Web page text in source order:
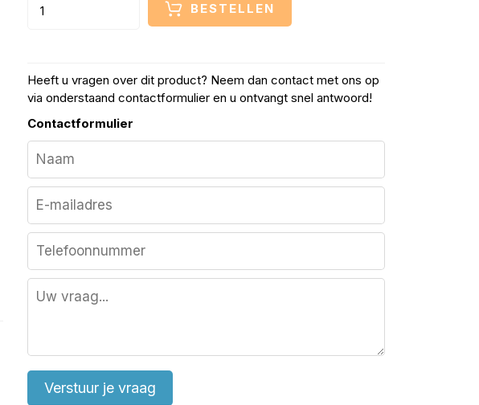
BESTELLEN
Heeft u vragen over dit product? Neem dan contact met ons op
via onderstaand contactformulier en u ontvangt snel antwoord!
Contactformulier
Verstuur je vraag